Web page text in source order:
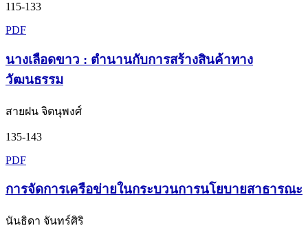
115-133
PDF
นางเลือดขาว : ตำนานกับการสร้างสินค้าทาง
วัฒนธรรม
สายฝน จิตนุพงศ์
135-143
PDF
การจัดการเครือข่ายในกระบวนการนโยบายสาธารณะ
นันธิดา จันทร์ศิริ